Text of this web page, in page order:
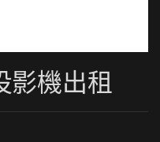
影機出租